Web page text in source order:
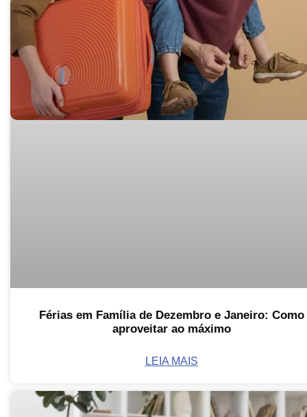
Férias em Família de Dezembro e Janeiro: Como
aproveitar ao máximo
LEIA MAIS